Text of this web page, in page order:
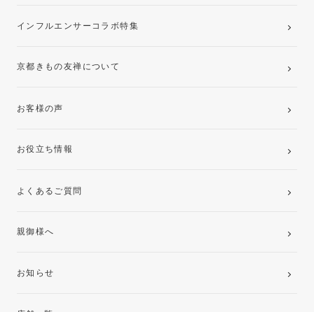
インフルエンサーコラボ特集
京都きもの友禅について
お客様の声
お役立ち情報
よくあるご質問
親御様へ
お知らせ